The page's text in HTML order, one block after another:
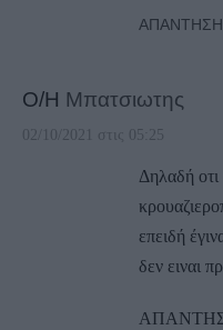
ΑΠΆΝΤΗΣΗ
Ο/Η Μπατσιωτης
02/10/2021 στις 05:25
Δηλαδή οτι
επειδή
δεν ειναι